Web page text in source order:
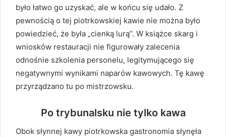
było łatwo go uzyskać, ale w końcu się udało. Z
pewnością o tej piotrkowskiej kawie nie można było
powiedzieć, że była „cienką lurą”. W książce skarg i
wniosków restauracji nie figurowały zalecenia
odnośnie szkolenia personelu, legitymującego się
negatywnymi wynikami naparów kawowych. Tę kawę
przyrządzano tu po mistrzowsku.
Po trybunalsku nie tylko kawa
Obok słynnej kawy piotrkowska gastronomia słynęła